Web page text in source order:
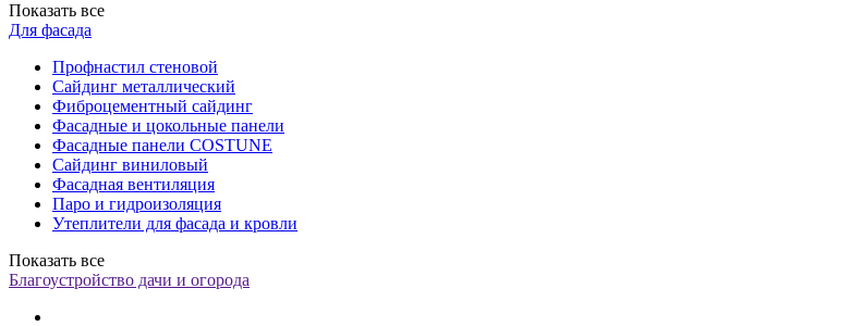
Показать все
Для фасада
Профнастил стеновой
Сайдинг металлический
Фиброцементный сайдинг
Фасадные и цокольные панели
Фасадные панели COSTUNE
Сайдинг виниловый
Фасадная вентиляция
Паро и гидроизоляция
Утеплители для фасада и кровли
Показать все
Благоустройство дачи и огорода